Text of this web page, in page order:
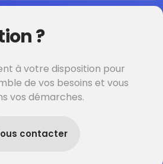
?
à votre disposition pour
de vos besoins et vous
vos démarches.
contacter